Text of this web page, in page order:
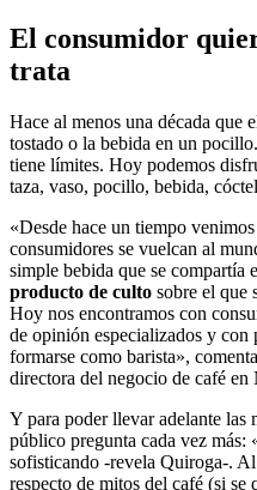
El consumidor
trata
Hace al menos una década que
tostado o la bebida en un
tiene límites. Hoy podemos
taza, vaso, pocillo, bebida,
«Desde hace un tiempo
consumidores se vuelcan al
simple bebida que se compartía
producto de culto sobre el que
Hoy nos encontramos con
de opinión especializados y con
formarse como barista»,
directora del negocio de café en
Y para poder llevar adelante las
público pregunta cada vez más:
sofisticando -revela Quiroga-.
respecto de mitos del café (si se